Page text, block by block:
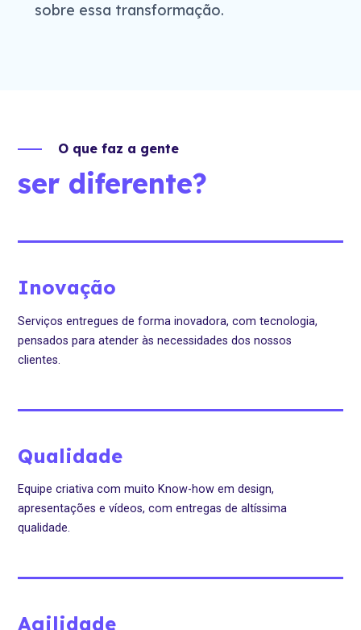
sobre essa transformação.
O que faz a gente
ser diferente?
Inovação
Serviços entregues de forma inovadora, com tecnologia,
pensados para atender às necessidades dos nossos
clientes.
Qualidade
Equipe criativa com muito Know-how em design,
apresentações e vídeos, com entregas de altíssima
qualidade.
Agilidade